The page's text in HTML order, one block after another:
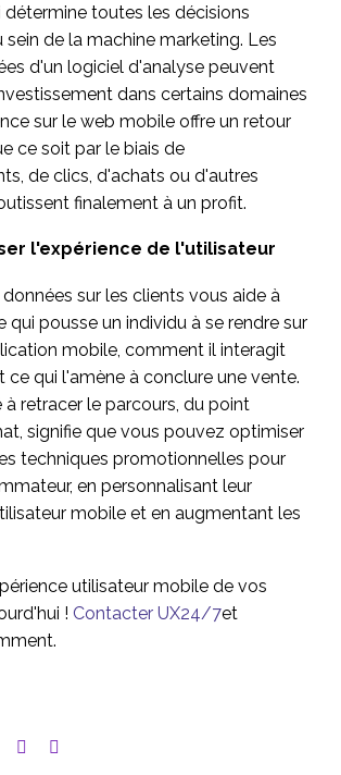
toutes les décisions
sein de la machine marketing. Les
d'un logiciel d'analyse peuvent
dans certains domaines
sur le web mobile offre un retour
ce soit par le biais de
de clics, d'achats ou d'autres
finalement à un profit.
l'expérience de l'utilisateur
sur les clients vous aide à
qui pousse un individu à se rendre sur
mobile, comment il interagit
ce qui l'amène à conclure une vente.
retracer le parcours, du point
signifie que vous pouvez optimiser
techniques promotionnelles pour
en personnalisant leur
mobile et en augmentant les
utilisateur mobile de vos
! Contacter UX24/7et